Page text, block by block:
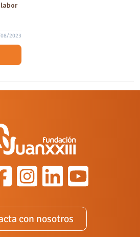
2023
con nosotros